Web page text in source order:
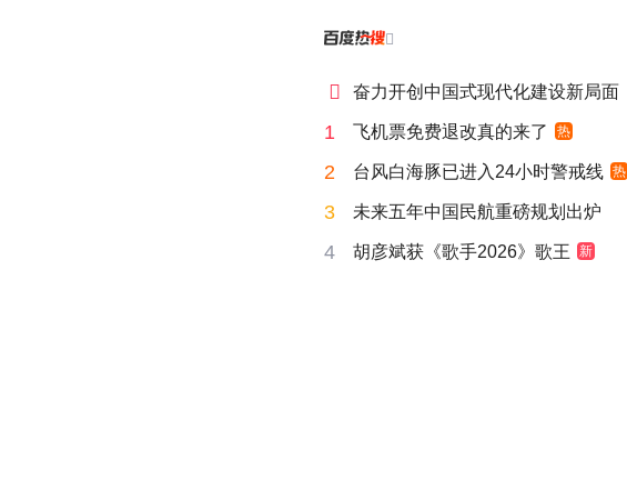

 奋力开创中国式现代化建设新局面
1 飞机票免费退改真的来了 热
2 台风白海豚已进入24小时警戒线 热
3 未来五年中国民航重磅规划出炉
4 胡彦斌获《歌手2026》歌王 新